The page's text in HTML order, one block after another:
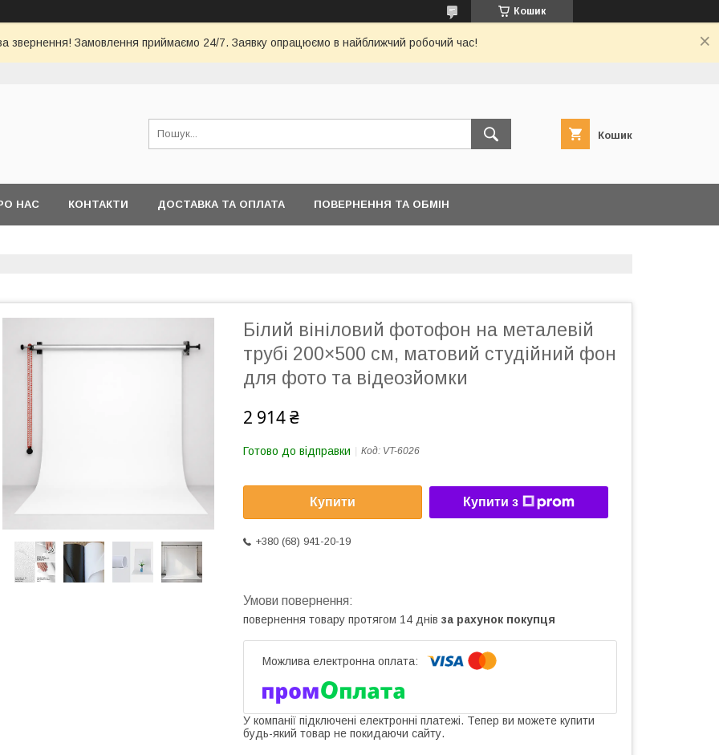
Кошик
звернення! Замовлення приймаємо 24/7. Заявку опрацюємо в найближчий робочий час!
Кошик
НАС КОНТАКТИ ДОСТАВКА ТА ОПЛАТА ПОВЕРНЕННЯ ТА ОБМІН
Білий вініловий фотофон на металевій
трубі 200×500 см, матовий студійний фон
для фото та відеозйомки
2 914 ₴
Готово до відправки Код: VT-6026
Купити Купити з
+380 (68) 941-20-19
повернення товару протягом 14 днів за рахунок покупця
У компанії підключені електронні платежі. Тепер ви можете купити
будь-який товар не покидаючи сайту.